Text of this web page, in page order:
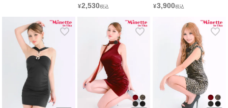
¥2,530
サイズ対応) | myMinette/マイ
¥3,900